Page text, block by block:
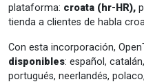
plataforma: croata (hr-HR),
tienda a clientes de habla
Con esta incorporación,
disponibles: español,
portugués, neerlandés,